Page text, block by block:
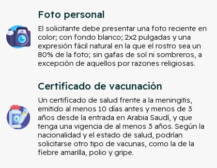
Foto personal
El solicitante debe presentar una foto reciente en
color; con fondo blanco; 2x2 pulgadas y una
expresión fácil natural en la que el rostro sea un
80% de la foto; sin gafas de sol ni sombreros, a
excepción de aquellos por razones religiosas.
Certificado de vacunación
Un certificado de salud frente a la meningitis,
emitido al menos 10 días antes y menos de 3
años desde la entrada en Arabia Saudí, y que
tenga una vigencia de al menos 3 años. Según la
nacionalidad y el estado de salud, podrían
solicitarse otro tipo de vacunas, como la de la
fiebre amarilla, polio y gripe.